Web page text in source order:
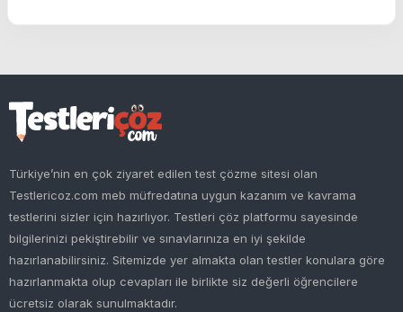
Türkiye’nin en çok ziyaret edilen test çözme sitesi olan
Testlericoz.com meb müfredatına uygun kazanım ve kavrama
testlerini sizler için hazırlıyor. Testleri çöz platformu sayesinde
bilgilerinizi pekiştirebilir ve sınavlarınıza en iyi şekilde
hazırlanabilirsiniz. Sitemizde yer almakta olan testler konulara göre
hazırlanmakta olup cevapları ile birlikte siz değerli öğrencilere
ücretsiz olarak sunulmaktadır.